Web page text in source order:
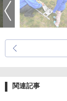
関連記事